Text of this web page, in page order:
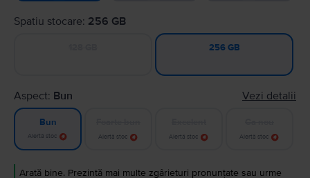
Spatiu stocare: 256 GB
256 GB
Aspect: Bun Vezi detalii
Bun
Alertă stoc Alertă stoc Alertă stoc Alertă stoc
Arată bine. Prezintă mai multe zgârieturi pronunțate sau urme